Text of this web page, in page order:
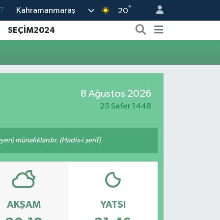
Kahramanmaraş 20°
SEÇİM2024
8 Ağustos 2026
25 Safer 1448
münafıklardır. (Hadis-i şerif)
AKŞAM YATSI